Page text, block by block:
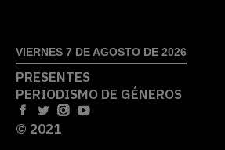
VIERNES 7 DE AGOSTO DE 2026
PRESENTES
PERIODISMO DE GÉNEROS
© 2021